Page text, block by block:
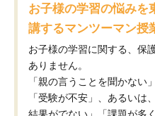
お子様の学習の悩みを
講するマンツーマン授
お子様の学習に関する、保
ありません。
「親の言うことを聞かない
「受験が不安」、あるいは
結果がでない」「課題が多